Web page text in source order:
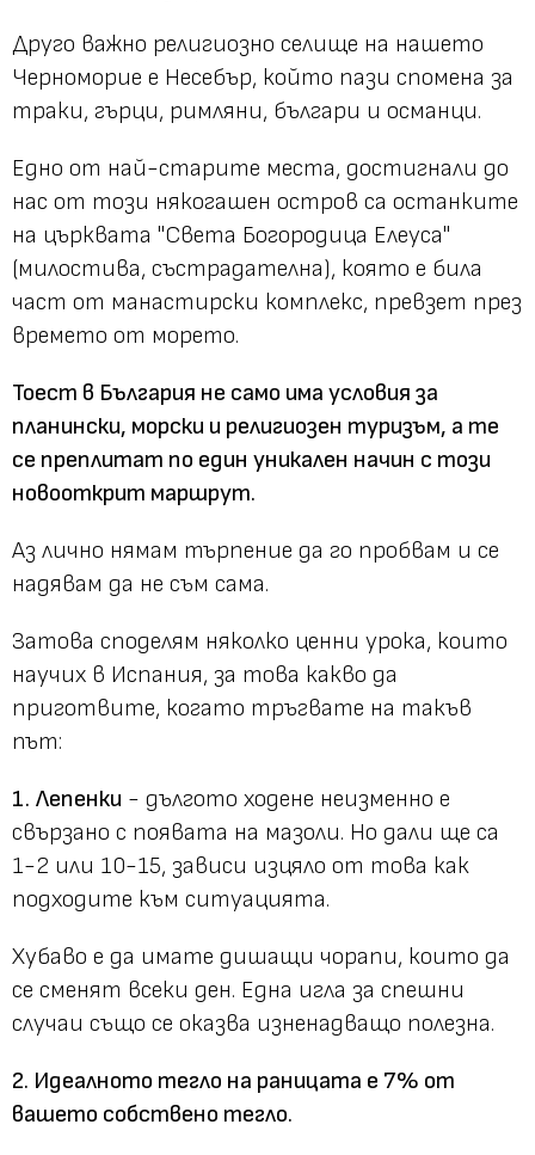
Друго важно религиозно селище на нашето
Черноморие е Несебър, който пази спомена за
траки, гърци, римляни, българи и османци.
Едно от най-старите места, достигнали до
нас от този някогашен остров са останките
на църквата "Света Богородица Елеуса"
(милостива, състрадателна), която е била
част от манастирски комплекс, превзет през
времето от морето.
Тоест в България не само има условия за
планински, морски и религиозен туризъм, а те
се преплитат по един уникален начин с този
новооткрит маршрут.
Аз лично нямам търпение да го пробвам и се
надявам да не съм сама.
Затова споделям няколко ценни урока, които
научих в Испания, за това какво да
приготвите, когато тръгвате на такъв
път:
1. Лепенки - дългото ходене неизменно е
свързано с появата на мазоли. Но дали ще са
1-2 или 10-15, зависи изцяло от това как
подходите към ситуацията.
Хубаво е да имате дишащи чорапи, които да
се сменят всеки ден. Една игла за спешни
случаи също се оказва изненадващо полезна.
2. Идеалното тегло на раницата е 7% от
вашето собствено тегло.